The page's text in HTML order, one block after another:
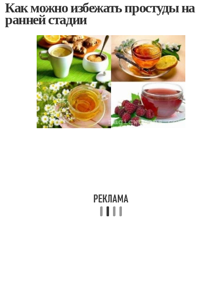
Как можно избежать простуды на
ранней стадии